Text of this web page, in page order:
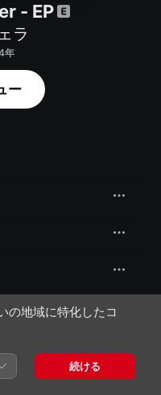
- EP
ラ
年
ー
の地域に特化したコ
続ける